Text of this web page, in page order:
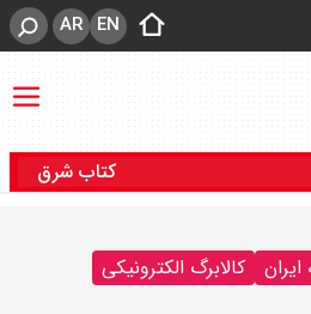
EN
AR
کتاب شرق
کالابرگ الکترونیکی